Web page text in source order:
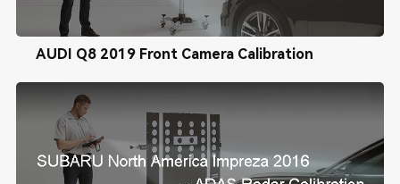
AUDI Q8 2019 Front Camera Calibration